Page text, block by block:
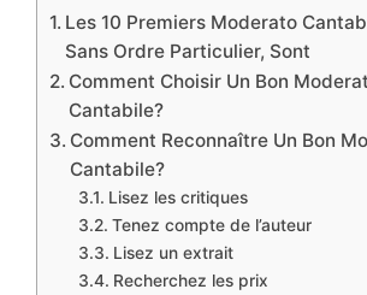
Les 10 Premiers Moderato
Sans Ordre Particulier, Sont
Comment Choisir Un Bon
Cantabile?
Comment Reconnaître Un Bon
Cantabile?
Lisez les critiques
Tenez compte de l’auteur
Lisez un extrait
Recherchez les prix